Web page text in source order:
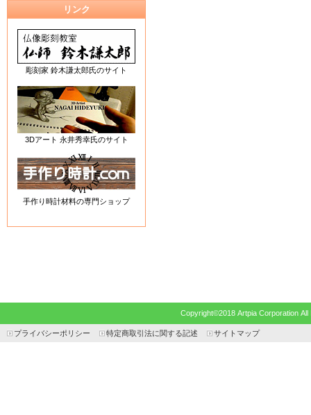
リンク
彫刻家 鈴木謙太郎氏のサイト
3Dアート 永井秀幸氏のサイト
手作り時計材料の専門ショップ
Copyright©2018 Artpia Corporation
プライバシーポリシー 特定商取引法に関する記述 サイトマップ